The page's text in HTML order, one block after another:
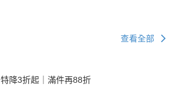
查看全部
特降3折起｜滿件再88折